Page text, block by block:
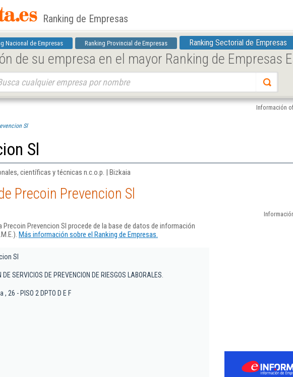
Ranking de Empresas
Nacional de Empresas Ranking Provincial de Empresas Ranking Sectorial de Empresas
de su empresa en el mayor Ranking de Empresas
Información
Sl
Sl
científicas y técnicas n.c.o.p. | Bizkaia
Precoin Prevencion Sl
Prevencion Sl procede de la base de datos de información
Más información sobre el Ranking de Empresas.
Sl
DE SERVICIOS DE PREVENCION DE RIESGOS LABORALES.
26 - PISO 2 DPTO D E F